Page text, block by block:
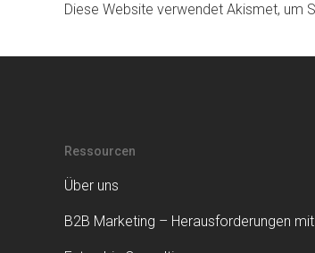
Diese Website verwendet Akismet, um
Ressourcen
Über uns
B2B Marketing – Herausforderungen